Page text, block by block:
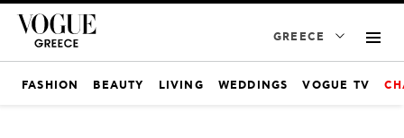
GREECE
FASHION BEAUTY LIVING WEDDINGS VOGUE TV